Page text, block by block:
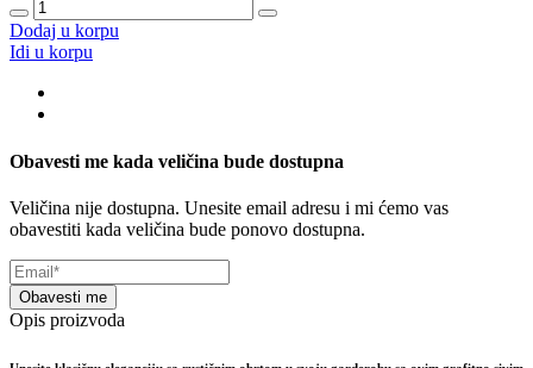
Dodaj u korpu
Idi u korpu
Obavesti me kada veličina bude dostupna
Veličina nije dostupna. Unesite email adresu i mi ćemo vas
obavestiti kada veličina bude ponovo dostupna.
Obavesti me
Opis proizvoda